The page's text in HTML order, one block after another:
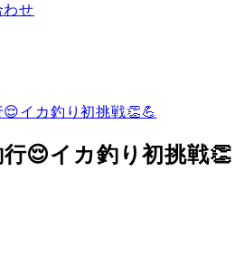
わせ
イカ釣り初挑戦👏💪
😌イカ釣り初挑戦👏